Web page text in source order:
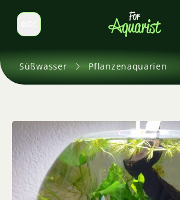
Sprache wechseln
Süßwasser Pflanzenaquarien